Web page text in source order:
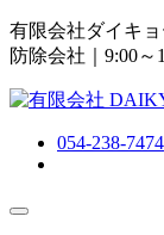
有限会社ダイキ
防除会社 ｜9:00～
054-238-7474